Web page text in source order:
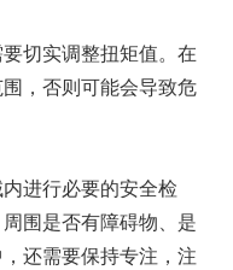
切实调整扭矩值。在
，否则可能会导致危
进行必要的安全检
围是否有障碍物、是
还需要保持专注，注